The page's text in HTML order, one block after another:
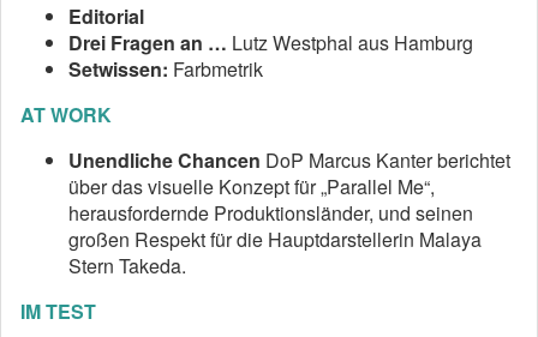
Editorial
Drei Fragen an … Lutz Westphal aus Hamburg
Setwissen: Farbmetrik
AT WORK
Unendliche Chancen DoP Marcus Kanter berichtet
über das visuelle Konzept für „Parallel Me“,
herausfordernde Produktionsländer, und seinen
großen Respekt für die Hauptdarstellerin Malaya
Stern Takeda.
IM TEST